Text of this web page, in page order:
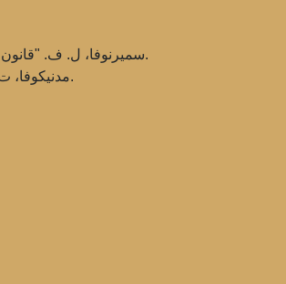
سميرنوفا، ل. ف. "قانون حمورابي: الثقافة القانونية لبابل". سانت بطرسبرغ، 2016.
مدنيكوفا، ت. أ. "الملوك والقوانين: الحضارة البابلية". يكاترينبرغ، 2019.